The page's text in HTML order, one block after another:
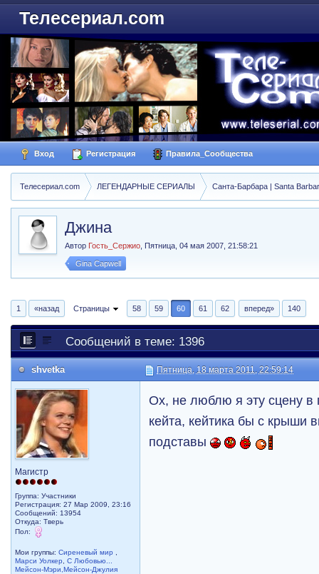
Телесериал.com
Вход Регистрация Правила_Сообщества
Телесериал.com ЛЕГЕНДАРНЫЕ СЕРИАЛЫ Санта-Барбара | Santa
Джина
Автор Гость_Сержио ,Пятница, 04 мая 2007, 21:58:21
Gina Capwell
1 «назад Страницы 58 59 60 61 62 вперед» 140
Сообщений в теме: 1396
shvetka Пятница, 18 марта 2011, 22:59:14
Магистр
Группа: Участники
Регистрация: 27 Мар 2009, 23:16
Сообщений: 13954
Откуда: Тверь
Пол:
Мои группы:Сиреневый мир
Марси Уолкер
,С Любовью...
Мейсон-Мэри,Мейсон-Джулия
Ох, не люблю я эту сцену
кейта, кейтика бы с крыши
подставы